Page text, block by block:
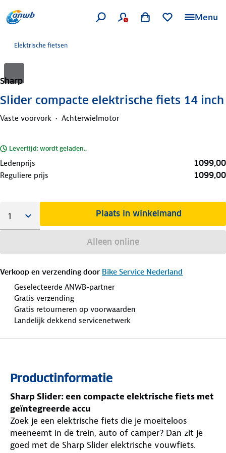
Menu
Elektrische fietsen
Sharp
Slider compacte elektrische fiets 14 inch
Vaste voorvork Achterwielmotor
Levertijd: wordt geladen..
Ledenprijs 1099,00
Reguliere prijs 1099,00
Plaats in winkelmand
Alleen online
Verkoop en verzending door Bike Service Nederland
Geselecteerde ANWB-partner
Gratis verzending
Gratis retourneren op voorwaarden
Landelijk dekkend servicenetwerk
Productinformatie
Sharp Slider: een compacte elektrische fiets met
geïntegreerde accu
Zoek je een elektrische fiets die je moeiteloos
meeneemt in de trein, auto of camper? Dan zit je
goed met de Sharp Slider elektrische vouwfiets.